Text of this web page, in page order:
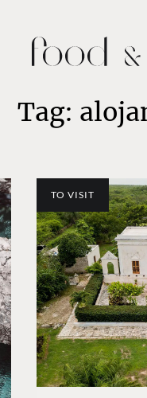
Tag:
TO VISIT